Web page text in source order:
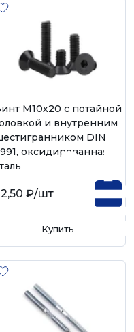
М10х20 с потайной
и внутренним
DIN
оксидированная
₽/шт
Купить